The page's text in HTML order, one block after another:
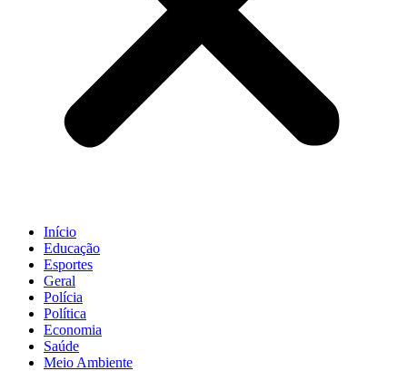
Início
Educação
Esportes
Geral
Polícia
Política
Economia
Saúde
Meio Ambiente